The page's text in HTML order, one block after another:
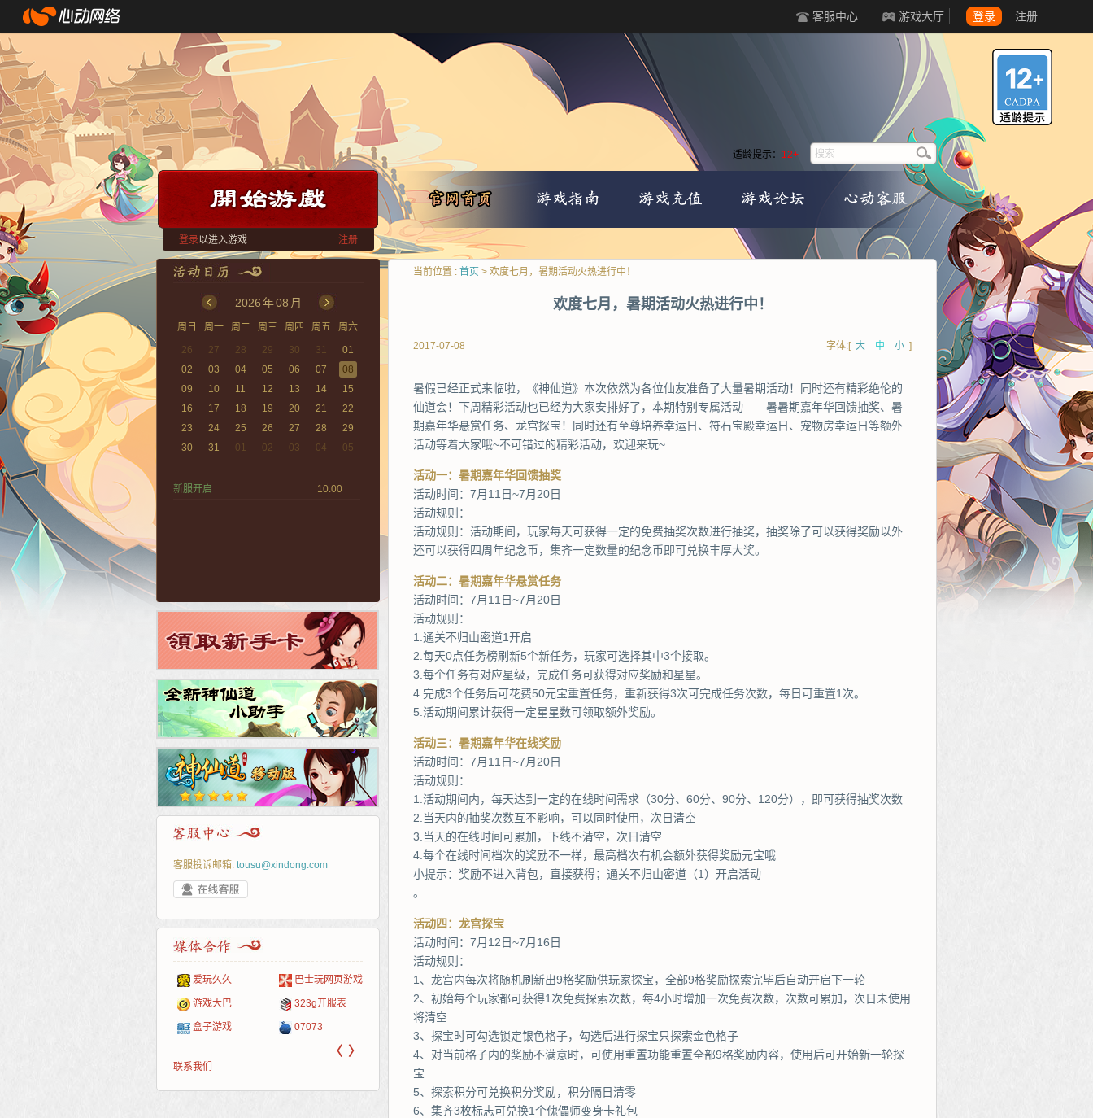
客服中心 游戏大厅 登录 注册
登录以进入游戏 注册
适龄提示： 12+
2026年08 月
周日 周一 周二 周三 周四 周五
周六
26
27 28 29 30 31
01
02
03 04 05 06 07
08
09
10 11 12 13 14
15
16
17 18 19 20 21
22
23
24 25 26 27 28
29
30
31 01 02 03 04 05
新服开启 10:00
客服投诉邮箱: tousu@xindong.com
爱玩久久 巴士玩网页游戏
游戏大巴 323g开服表
盒子游戏 07073
页游网
腾讯游戏 新浪游戏
多玩
pcgame 中华网
游一游
游侠网页游戏 40407
开服网
斗蟹网页游戏 游戏观察
〈 〉
联系我们
当前位置 : 首页 > 欢度七月，暑期活动火热进行中！
欢度七月，暑期活动火热进行中！
2017-07-08 字体:[ 大 中 小 ]
暑假已经正式来临啦，《神仙道》本次依然为各位仙友准备了大量暑期活动！同时还有精彩绝伦的
仙道会！下周精彩活动也已经为大家安排好了，本期特别专属活动——暑暑期嘉年华回馈抽奖、暑
期嘉年华悬赏任务、龙宫探宝！同时还有至尊培养幸运日、符石宝殿幸运日、宠物房幸运日等额外
活动等着大家哦~不可错过的精彩活动，欢迎来玩~
活动一：暑期嘉年华回馈抽奖
活动时间：7月11日~7月20日
活动规则：
活动规则：活动期间，玩家每天可获得一定的免费抽奖次数进行抽奖，抽奖除了可以获得奖励以外
还可以获得四周年纪念币，集齐一定数量的纪念币即可兑换丰厚大奖。
活动二：暑期嘉年华悬赏任务
活动时间：7月11日~7月20日
活动规则：
1.通关不归山密道1开启
2.每天0点任务榜刷新5个新任务，玩家可选择其中3个接取。
3.每个任务有对应星级，完成任务可获得对应奖励和星星。
4.完成3个任务后可花费50元宝重置任务，重新获得3次可完成任务次数，每日可重置1次。
5.活动期间累计获得一定星星数可领取额外奖励。
活动三：暑期嘉年华在线奖励
活动时间：7月11日~7月20日
活动规则：
1.活动期间内，每天达到一定的在线时间需求（30分、60分、90分、120分），即可获得抽奖次数
2.当天内的抽奖次数互不影响，可以同时使用，次日清空
3.当天的在线时间可累加，下线不清空，次日清空
4.每个在线时间档次的奖励不一样，最高档次有机会额外获得奖励元宝哦
小提示：奖励不进入背包，直接获得；通关不归山密道（1）开启活动
。
活动四：龙宫探宝
活动时间：7月12日~7月16日
活动规则：
1、龙宫内每次将随机刷新出9格奖励供玩家探宝，全部9格奖励探索完毕后自动开启下一轮
2、初始每个玩家都可获得1次免费探索次数，每4小时增加一次免费次数，次数可累加，次日未使用
将清空
3、探宝时可勾选锁定银色格子，勾选后进行探宝只探索金色格子
4、对当前格子内的奖励不满意时，可使用重置功能重置全部9格奖励内容，使用后可开始新一轮探
宝
5、探索积分可兑换积分奖励，积分隔日清零
6、集齐3枚标志可兑换1个傀儡师变身卡礼包